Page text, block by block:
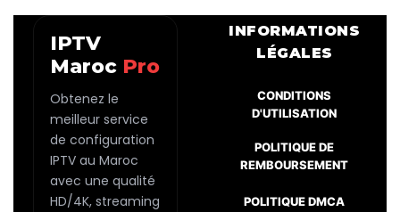
à
MAD 649,00
options
peuvent
choisies
IPTV
Maroc Pro
Obtenez le
meilleur service
de configuration
IPTV au Maroc
avec une qualité
HD/4K, streaming
INFORMATIONS
LÉGALES
CONDITIONS
D'UTILISATION
POLITIQUE DE
REMBOURSEMENT
POLITIQUE DMCA